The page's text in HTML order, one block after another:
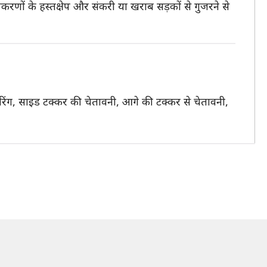
के हस्तक्षेप और संकरी या खराब सड़कों से गुजरने से
साइड टक्कर की चेतावनी, आगे की टक्कर से चेतावनी,